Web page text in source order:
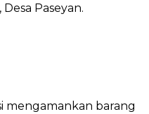
Paseyan.
mengamankan barang